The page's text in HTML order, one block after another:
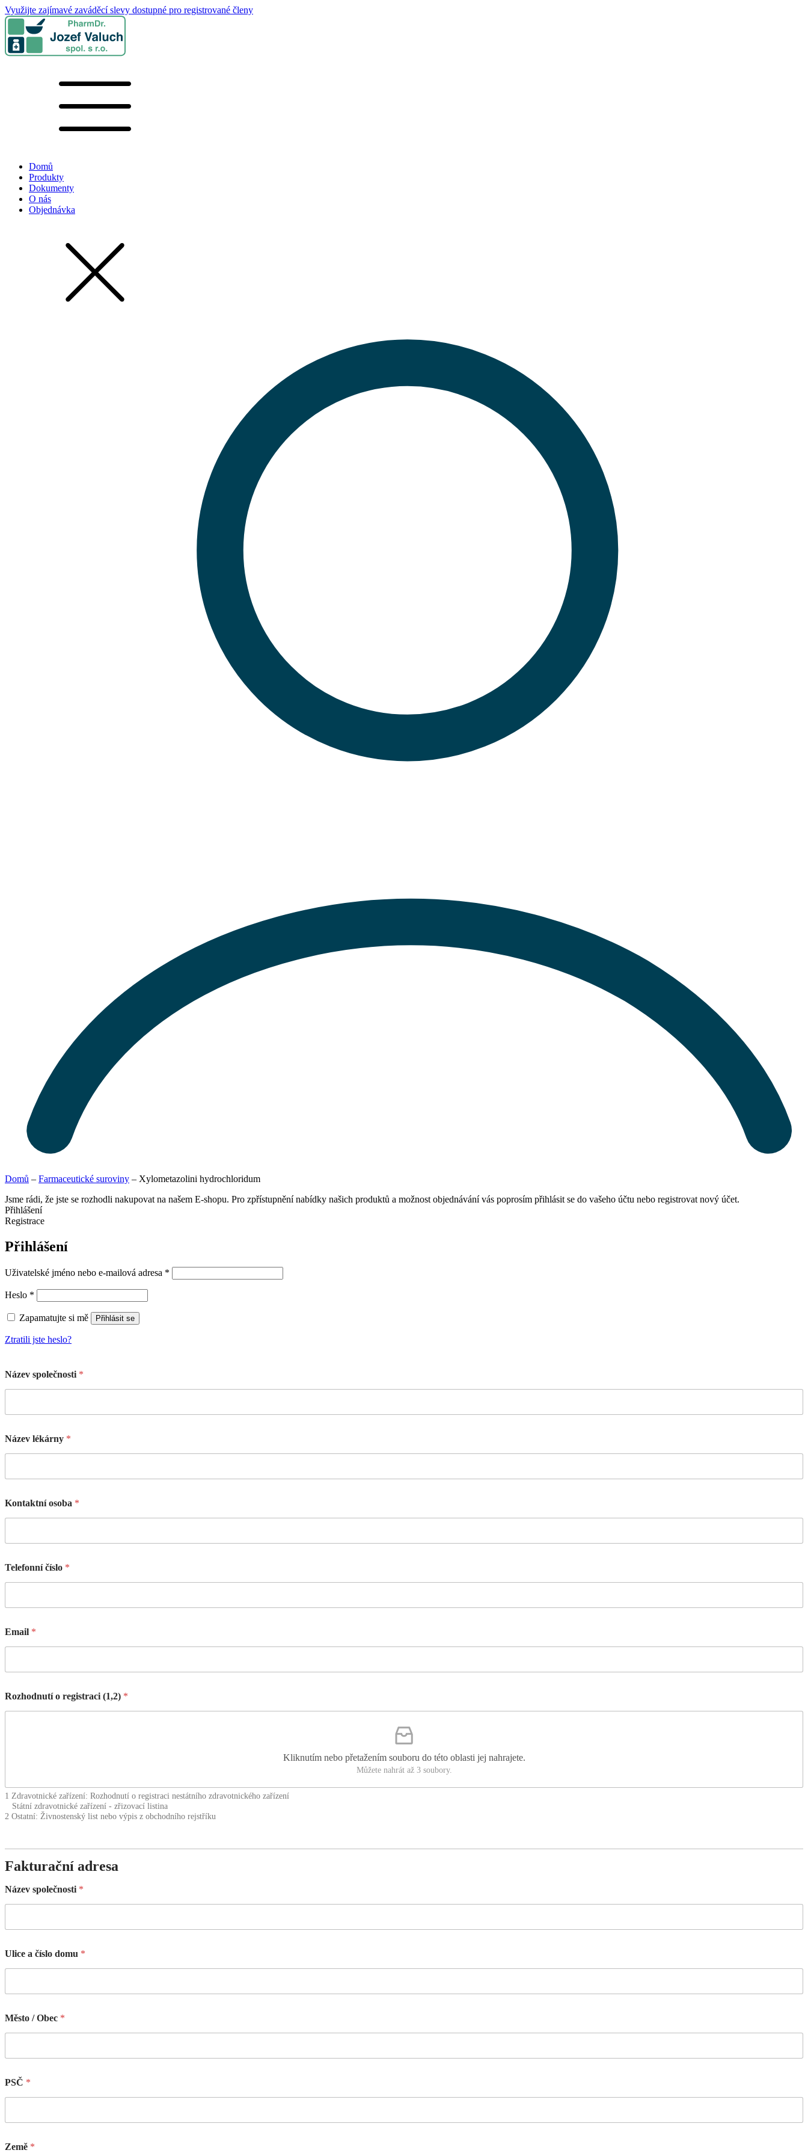
Využijte zajímavé zaváděcí slevy dostupné pro registrované členy
Domů
Produkty
Dokumenty
O nás
Objednávka
Domů – Farmaceutické suroviny – Xylometazolini hydrochloridum
Jsme rádi, že jste se rozhodli nakupovat na našem E-shopu. Pro zpřístupnění nabídky našich produktů a možnost objednávání vás poprosím přihlásit se do vašeho účtu nebo registrovat nový účet.
Přihlášení
Registrace
Přihlášení
Uživatelské jméno nebo e-mailová adresa *
Heslo *
Zapamatujte si mě Přihlásit se
Ztratili jste heslo?
Název společnosti *
Název lékárny *
Kontaktní osoba *
Telefonní číslo *
Email *
Rozhodnutí o registraci (1,2) *
Kliknutím nebo přetažením souboru do této oblasti jej nahrajete.
Můžete nahrát až 3 soubory.
1 Zdravotnické zařízení: Rozhodnutí o registraci nestátního zdravotnického zařízení
Státní zdravotnické zařízení - zřizovací listina
2 Ostatní: Živnostenský list nebo výpis z obchodního rejstříku
Fakturační adresa
Název společnosti *
Ulice a číslo domu *
Město / Obec *
PSČ *
Země *